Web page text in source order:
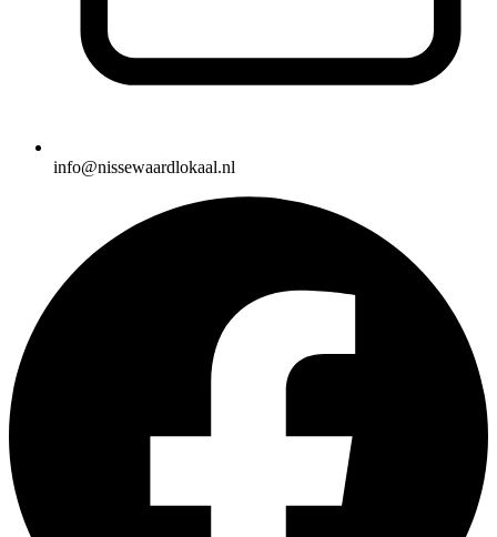
info@nissewaardlokaal.nl